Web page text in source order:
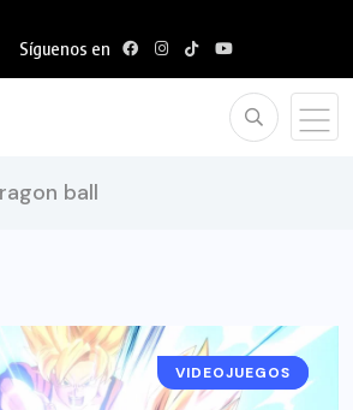
Síguenos en
ball
NOTICIAS
VIDEOJUEGOS